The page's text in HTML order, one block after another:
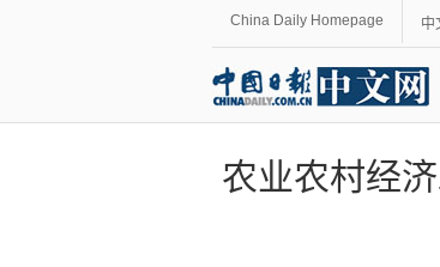
China Daily Homepage 中
农业农村经